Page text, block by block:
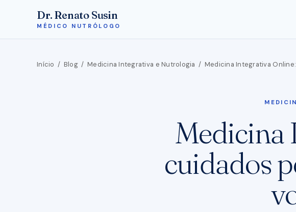
Dr. Renato Susin
MÉDICO NUTRÓLOGO
Início / Blog/ Medicina Integrativa e Nutrologia / Medicina Integrativa
Medicina
cuidados